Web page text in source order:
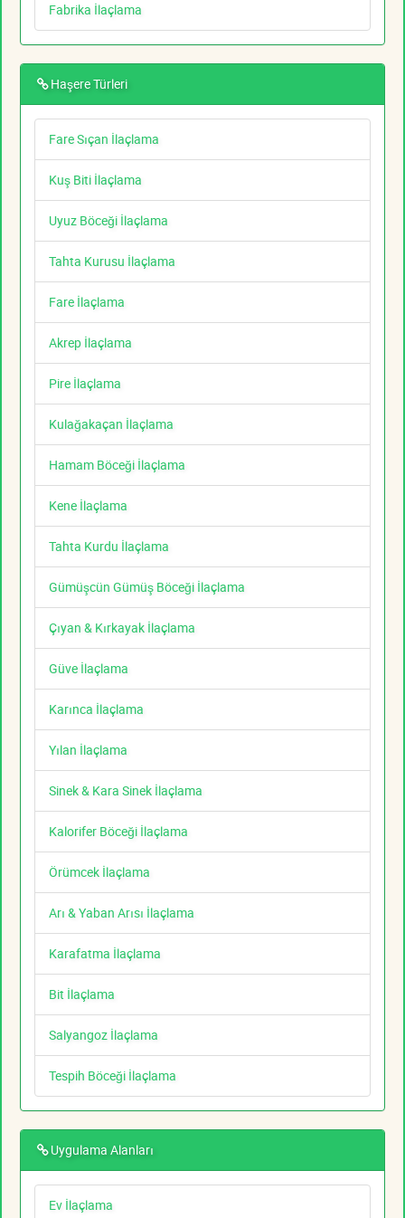
Fabrika İlaçlama
Haşere Türleri
Fare Sıçan İlaçlama
Kuş Biti İlaçlama
Uyuz Böceği İlaçlama
Tahta Kurusu İlaçlama
Fare İlaçlama
Akrep İlaçlama
Pire İlaçlama
Kulağakaçan İlaçlama
Hamam Böceği İlaçlama
Kene İlaçlama
Tahta Kurdu İlaçlama
Gümüşcün Gümüş Böceği İlaçlama
Çıyan & Kırkayak İlaçlama
Güve İlaçlama
Karınca İlaçlama
Yılan İlaçlama
Sinek & Kara Sinek İlaçlama
Kalorifer Böceği İlaçlama
Örümcek İlaçlama
Arı & Yaban Arısı İlaçlama
Karafatma İlaçlama
Bit İlaçlama
Salyangoz İlaçlama
Tespih Böceği İlaçlama
Uygulama Alanları
Ev İlaçlama